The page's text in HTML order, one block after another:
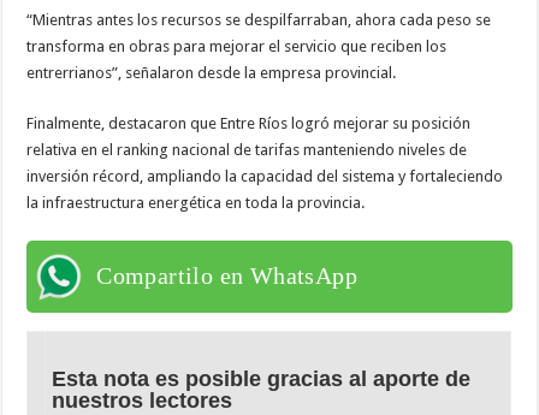
“Mientras antes los recursos se despilfarraban, ahora cada peso se
transforma en obras para mejorar el servicio que reciben los
entrerrianos”, señalaron desde la empresa provincial.
Finalmente, destacaron que Entre Ríos logró mejorar su posición
relativa en el ranking nacional de tarifas manteniendo niveles de
inversión récord, ampliando la capacidad del sistema y fortaleciendo
la infraestructura energética en toda la provincia.
Compartilo en WhatsApp
Esta nota es posible gracias al aporte de
nuestros lectores